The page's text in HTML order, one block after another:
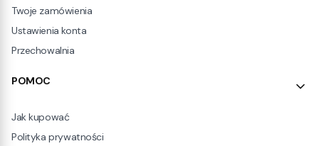
Twoje zamówienia
Ustawienia konta
Przechowalnia
POMOC
Jak kupować
Polityka prywatności